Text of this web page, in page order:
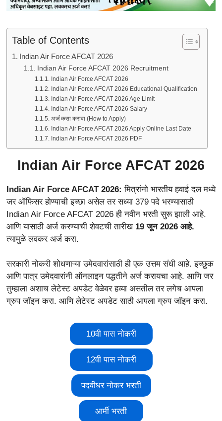
Table of Contents
Indian Air Force AFCAT 2026
Indian Air Force AFCAT 2026 Recruitment
Indian Air Force AFCAT 2026
Indian Air Force AFCAT 2026 Educational Qualification
Indian Air Force AFCAT 2026 Age Limit
Indian Air Force AFCAT 2026 Salary
अर्ज कसा करावा (How to Apply)
Indian Air Force AFCAT 2026 Apply Online Last Date
Indian Air Force AFCAT 2026 PDF
Indian Air Force AFCAT 2026
Indian Air Force AFCAT 2026: मित्रांनो भारतीय हवाई दल मध्ये
जर ऑफिसर होण्याची इच्छा असेल तर सध्या 379 पदे भरण्यासाठी
Indian Air Force AFCAT 2026 ही नवीन भरती सुरू झाली आहे.
आणि यासाठी अर्ज करण्याची शेवटची तारीख19 जून 2026 आहे.
त्यामुळे लवकर अर्ज करा.
सरकारी नोकरी शोधणाऱ्या उमेदवारांसाठी ही एक उत्तम संधी आहे. इच्छुक
आणि पात्र उमेदवारांनी ऑनलाइन पद्धतीने अर्ज करायचा आहे. आणि जर
तुम्हाला अशाच लेटेस्ट अपडेट वेळेवर हव्या असतील तर लगेच आपला
ग्रुप जॉइन करा. आणि लेटेस्ट अपडेट साठी आपला ग्रुप जॉइन करा.
10वी पास नोकरी
12वी पास नोकरी
पदवीधर नोकर भरती
आर्मी भरती